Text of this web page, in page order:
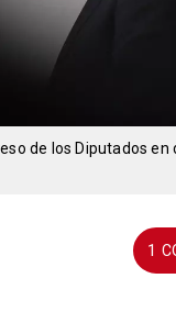
de los Diputados en
1